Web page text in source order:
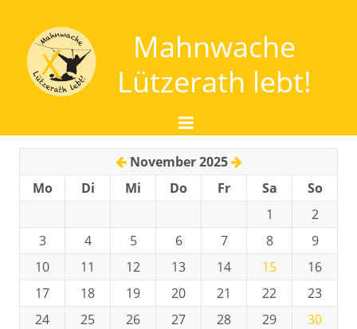
Mahnwache
Lützerath lebt!
Start
Über Uns
Um was es geht - Braunkohle
Um was es geht - Wasser
Unterstützen
Termine
Kontakt
November 2025
Mo
Di Mi Do Fr Sa
So
1
2
3
4 5 6 7 8
9
10
11 12 13 14 15
16
17
18 19 20 21 22
23
24
25 26 27 28 29 30